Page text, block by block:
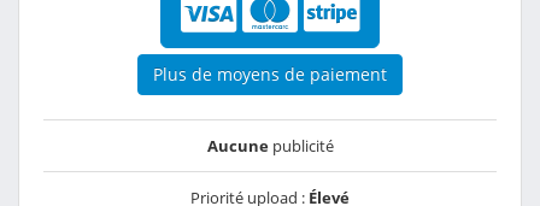
Plus de moyens de paiement
Aucunepublicité
Priorité upload : Élevé